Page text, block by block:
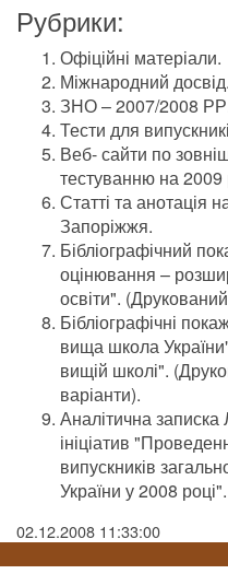
Рубрики:
Офіційні матеріали.
Міжнародний досвід.
ЗНО – 2007/2008
Тести для
Веб- сайти по
тестуванню на 2009
Статті та анотація
Запоріжжя.
Бібліографічний
оцінювання –
освіти".
Бібліографічні
вища школа
вищій школі".
варіанти).
Аналітична записка
ініціатив
випускників
України у 2008 році".
02.12.2008 11:33:00